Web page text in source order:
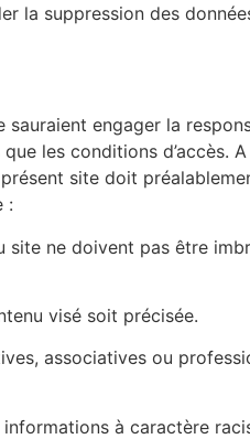
la suppression des
engager la
les conditions d’accès.
site doit
:
ne doivent pas être
visé soit précisée.
associatives ou
à caractère